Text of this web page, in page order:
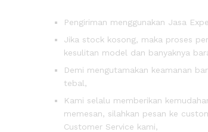
Pengiriman menggunakan Jasa
Jika stock kosong, maka proses
kesulitan model dan banyaknya
Demi mengutamakan keamanan
tebal,
Kami selalu memberikan
memesan, silahkan pesan ke
Customer Service kami,